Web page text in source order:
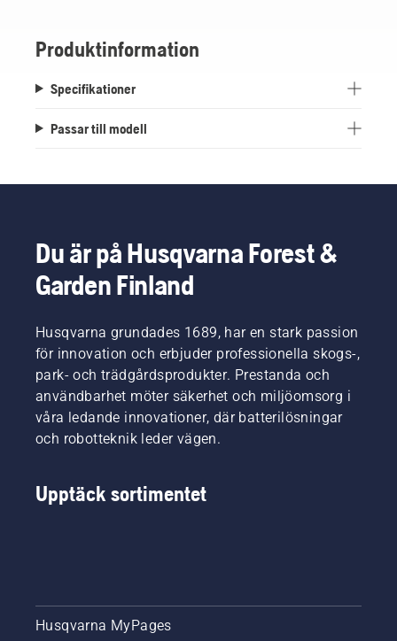
Produktinformation
Specifikationer
Passar till modell
Du är på Husqvarna Forest &
Garden Finland
Husqvarna grundades 1689, har en stark passion
för innovation och erbjuder professionella skogs-,
park- och trädgårdsprodukter. Prestanda och
användbarhet möter säkerhet och miljöomsorg i
våra ledande innovationer, där batterilösningar
och robotteknik leder vägen.
Upptäck sortimentet
Husqvarna MyPages